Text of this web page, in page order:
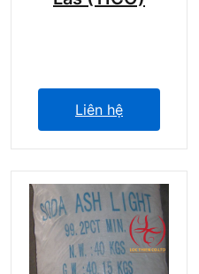
Liên hệ